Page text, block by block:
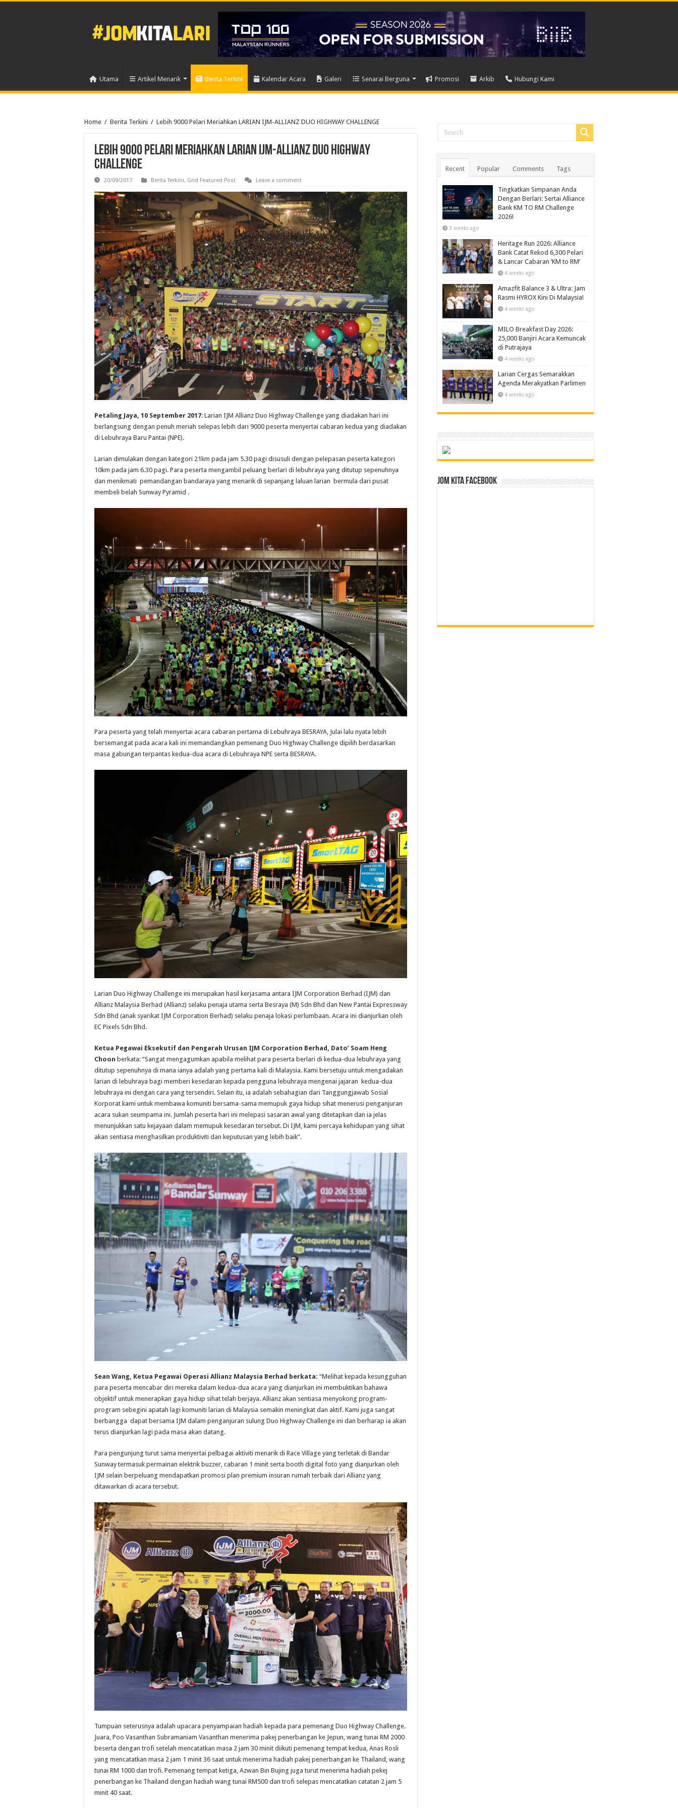
Utama Artikel Menarik Berita Terkini Kalendar Acara Galeri Senarai Berguna Promosi Arkib Hubungi Kami
Home / Berita Terkini / Lebih 9000 Pelari Meriahkan LARIAN IJM-ALLIANZ DUO HIGHWAY CHALLENGE
Lebih 9000 Pelari Meriahkan LARIAN IJM-ALLIANZ DUO HIGHWAY
CHALLENGE
20/09/2017 Berita Terkini, Grid Featured Post Leave a comment
Petaling Jaya, 10 September 2017: Larian IJM Allianz Duo Highway Challenge yang diadakan hari ini
berlangsung dengan penuh meriah selepas lebih dari 9000 peserta menyertai cabaran kedua yang diadakan
di Lebuhraya Baru Pantai (NPE).
Larian dimulakan dengan kategori 21km pada jam 5.30 pagi disusuli dengan pelepasan peserta kategori
10km pada jam 6.30 pagi. Para peserta mengambil peluang berlari di lebuhraya yang ditutup sepenuhnya
dan menikmati pemandangan bandaraya yang menarik di sepanjang laluan larian bermula dari pusat
membeli belah Sunway Pyramid .
Para peserta yang telah menyertai acara cabaran pertama di Lebuhraya BESRAYA, Julai lalu nyata lebih
bersemangat pada acara kali ini memandangkan pemenang Duo Highway Challenge dipilih berdasarkan
masa gabungan terpantas kedua-dua acara di Lebuhraya NPE serta BESRAYA.
Larian Duo Highway Challenge ini merupakan hasil kerjasama antara IJM Corporation Berhad (IJM) dan
Allianz Malaysia Berhad (Allianz) selaku penaja utama serta Besraya (M) Sdn Bhd dan New Pantai Expressway
Sdn Bhd (anak syarikat IJM Corporation Berhad) selaku penaja lokasi perlumbaan. Acara ini dianjurkan oleh
EC Pixels Sdn Bhd.
Ketua Pegawai Eksekutif dan Pengarah Urusan IJM Corporation Berhad, Dato’ Soam Heng
Choon berkata: “Sangat mengagumkan apabila melihat para peserta berlari di kedua-dua lebuhraya yang
ditutup sepenuhnya di mana ianya adalah yang pertama kali di Malaysia. Kami bersetuju untuk mengadakan
larian di lebuhraya bagi memberi kesedaran kepada pengguna lebuhraya mengenai jajaran kedua-dua
lebuhraya ini dengan cara yang tersendiri. Selain itu, ia adalah sebahagian dari Tanggungjawab Sosial
Korporat kami untuk membawa komuniti bersama-sama memupuk gaya hidup sihat menerusi penganjuran
acara sukan seumpama ini. Jumlah peserta hari ini melepasi sasaran awal yang ditetapkan dan ia jelas
menunjukkan satu kejayaan dalam memupuk kesedaran tersebut. Di IJM, kami percaya kehidupan yang sihat
akan sentiasa menghasilkan produktiviti dan keputusan yang lebih baik”.
Sean Wang, Ketua Pegawai Operasi Allianz Malaysia Berhad berkata: “Melihat kepada kesungguhan
para peserta mencabar diri mereka dalam kedua-dua acara yang dianjurkan ini membuktikan bahawa
objektif untuk menerapkan gaya hidup sihat telah berjaya. Allianz akan sentiasa menyokong program-
program sebegini apatah lagi komuniti larian di Malaysia semakin meningkat dan aktif. Kami juga sangat
berbangga dapat bersama IJM dalam penganjuran sulung Duo Highway Challenge ini dan berharap ia akan
terus dianjurkan lagi pada masa akan datang.
Para pengunjung turut sama menyertai pelbagai aktiviti menarik di Race Village yang terletak di Bandar
Sunway termasuk permainan elektrik buzzer, cabaran 1 minit serta booth digital foto yang dianjurkan oleh
IJM selain berpeluang mendapatkan promosi plan premium insuran rumah terbaik dari Allianz yang
ditawarkan di acara tersebut.
Tumpuan seterusnya adalah upacara penyampaian hadiah kepada para pemenang Duo Highway Challenge.
Juara, Poo Vasanthan Subramaniam Vasanthan menerima pakej penerbangan ke Jepun, wang tunai RM 2000
beserta dengan trofi setelah mencatatkan masa 2 jam 30 minit diikuti pemenang tempat kedua, Anas Rosli
yang mencatatkan masa 2 jam 1 minit 36 saat untuk menerima hadiah pakej penerbangan ke Thailand, wang
tunai RM 1000 dan trofi. Pemenang tempat ketiga, Azwan Bin Bujing juga turut menerima hadiah pekej
penerbangan ke Thailand dengan hadiah wang tunai RM500 dan trofi selepas mencatatkan catatan 2 jam 5
minit 40 saat.
Recent Popular Comments Tags
Tingkatkan Simpanan Anda
Dengan Berlari: Sertai Alliance
Bank KM TO RM Challenge
2026!
3 weeks ago
Heritage Run 2026: Alliance
Bank Catat Rekod 6,300 Pelari
& Lancar Cabaran ‘KM to RM’
4 weeks ago
Amazfit Balance 3 & Ultra: Jam
Rasmi HYROX Kini Di Malaysia!
4 weeks ago
MILO Breakfast Day 2026:
25,000 Banjiri Acara Kemuncak
di Putrajaya
4 weeks ago
Larian Cergas Semarakkan
Agenda Merakyatkan Parlimen
4 weeks ago
Jom Kita Facebook